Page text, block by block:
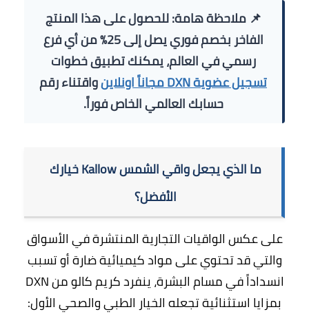
📌ملاحظة هامة:للحصول على هذا المنتج
الفاخر بخصم فوري يصل إلى 25% من أي فرع
رسمي في العالم، يمكنك تطبيق خطوات
تسجيل عضوية DXN مجاناً اونلاين
واقتناء رقم
حسابك العالمي الخاص فوراً.
ما الذي يجعل واقي الشمس Kallow خيارك
الأفضل؟
على عكس الواقيات التجارية المنتشرة في الأسواق
والتي قد تحتوي على مواد كيميائية ضارة أو تسبب
انسداداً في مسام البشرة، ينفرد كريم كالو من DXN
بمزايا استثنائية تجعله الخيار الطبي والصحي الأول: